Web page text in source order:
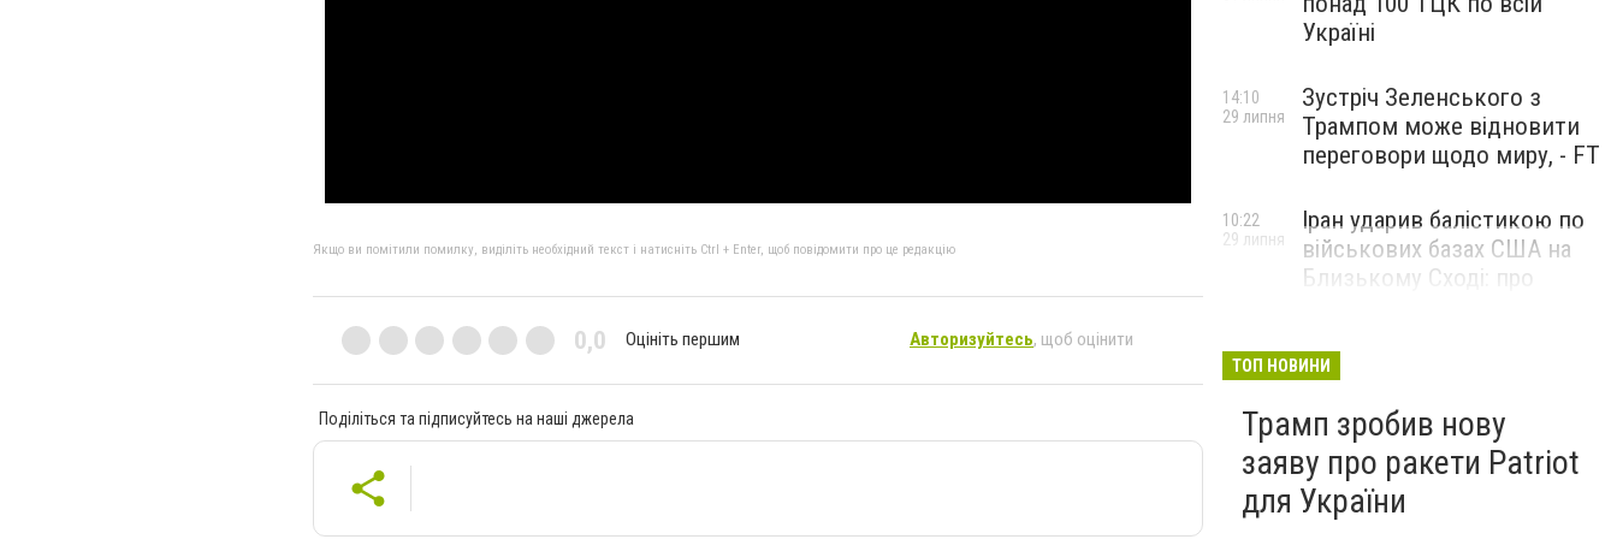
Якщо ви помітили помилку, виділіть необхідний текст і натисніть Ctrl + Enter, щоб повідомити про це редакцію
0,0 Оцініть першим Авторизуйтесь, щоб оцінити
Поділіться та підписуйтесь на наші джерела
Україні
Зустріч Зеленського з
Трампом може відновити
переговори щодо миру, - FT
14:10
29 липня
Іран ударив балістикою по
військових базах США на
Близькому Сході: про
10:22
29 липня
ТОП НОВИНИ
Трамп зробив нову
заяву про ракети Patriot
для України